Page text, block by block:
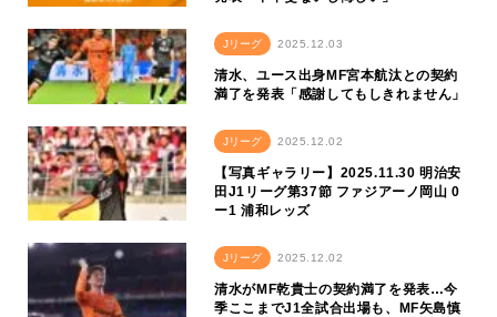
Jリーグ 2025.12.03
清水、ユース出身MF宮本航汰との契約
満了を発表「感謝してもしきれません」
Jリーグ 2025.12.02
【写真ギャラリー】2025.11.30 明治安
田J1リーグ第37節 ファジアーノ岡山 0
ー1 浦和レッズ
Jリーグ 2025.12.02
清水がMF乾貴士の契約満了を発表…今
季ここまでJ1全試合出場も、MF矢島慎